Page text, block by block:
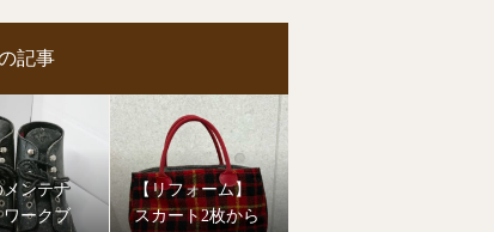
記事
メンテナ
ークブ
【リフォーム】
スカート2枚から